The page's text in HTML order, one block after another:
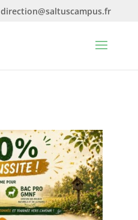
direction@saltuscampus.fr